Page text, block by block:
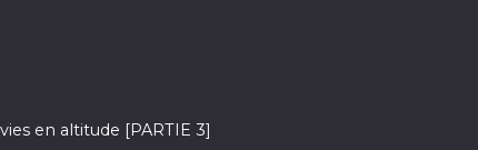
en altitude [PARTIE 3]